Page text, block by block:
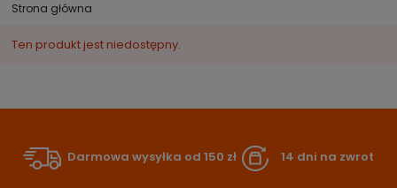
Strona główna
Ten produkt jest niedostępny.
Darmowa wysyłka od 150 zł 14 dni na zwrot